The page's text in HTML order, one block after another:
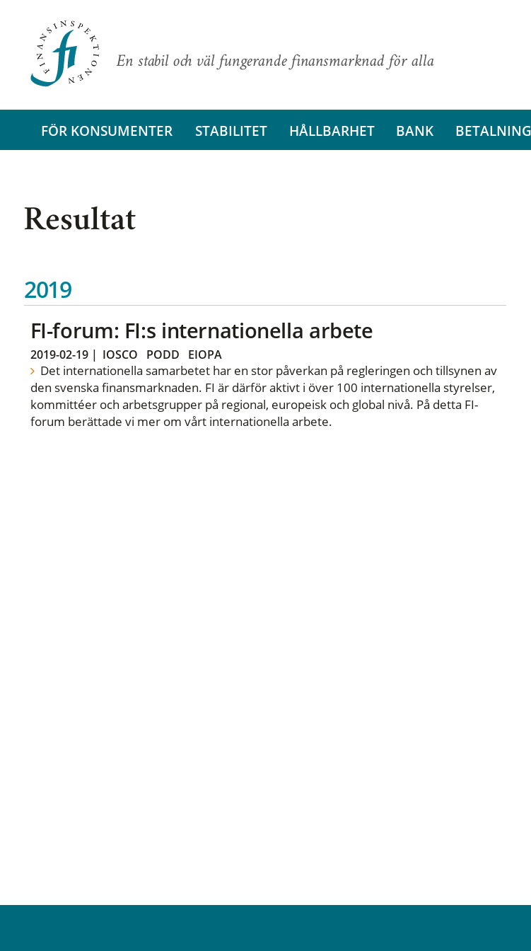
En stabil och väl fungerande finansmarknad för alla
FÖR KONSUMENTER STABILITET HÅLLBARHET BANK
Resultat
2019
FI-forum: FI:s internationella arbete
2019-02-19| IOSCO PODD EIOPA
Det internationella samarbetet har en stor påverkan på regleringen och tillsynen av
den svenska finansmarknaden. FI är därför aktivt i över 100 internationella styrelser,
kommittéer och arbetsgrupper på regional, europeisk och global nivå. På detta FI-
forum berättade vi mer om vårt internationella arbete.